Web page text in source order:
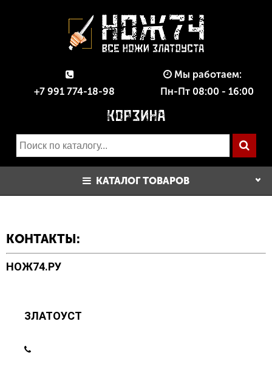
+7 991 774-18-98
Мы работаем:
Пн-Пт 08:00 - 16:00
КАТАЛОГ ТОВАРОВ
КОНТАКТЫ:
НОЖ74.РУ
ЗЛАТОУСТ